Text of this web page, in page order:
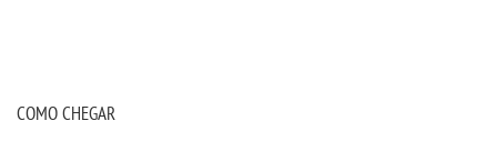
COMO CHEGAR